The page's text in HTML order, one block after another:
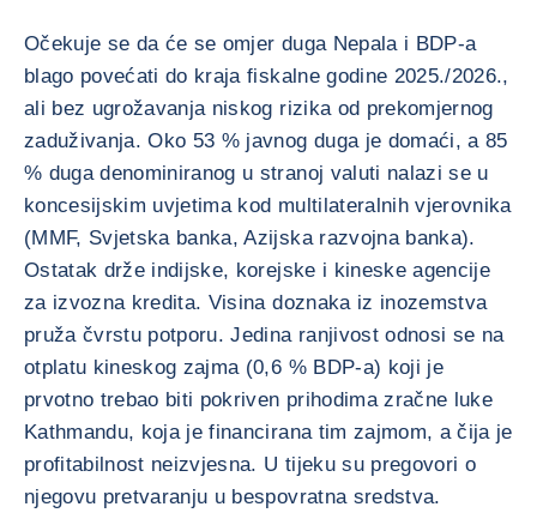
Očekuje se da će se omjer duga Nepala i BDP-a
blago povećati do kraja fiskalne godine 2025./2026.,
ali bez ugrožavanja niskog rizika od prekomjernog
zaduživanja. Oko 53 % javnog duga je domaći, a 85
% duga denominiranog u stranoj valuti nalazi se u
koncesijskim uvjetima kod multilateralnih vjerovnika
(MMF, Svjetska banka, Azijska razvojna banka).
Ostatak drže indijske, korejske i kineske agencije
za izvozna kredita. Visina doznaka iz inozemstva
pruža čvrstu potporu. Jedina ranjivost odnosi se na
otplatu kineskog zajma (0,6 % BDP-a) koji je
prvotno trebao biti pokriven prihodima zračne luke
Kathmandu, koja je financirana tim zajmom, a čija je
profitabilnost neizvjesna. U tijeku su pregovori o
njegovu pretvaranju u bespovratna sredstva.